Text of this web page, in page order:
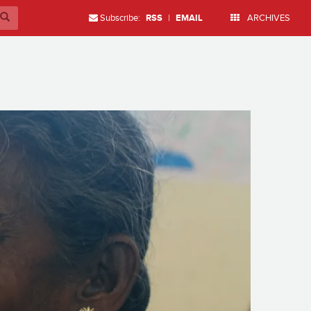
Subscribe: RSS | EMAIL ARCHIVES